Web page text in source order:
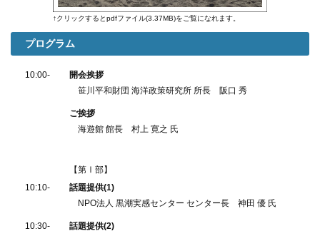
↑クリックするとpdfファイル(3.37MB)をご覧になれます。
プログラム
10:00-
開会挨拶
笹川平和財団 海洋政策研究所 所長 阪口 秀
ご挨拶
海遊館 館長 村上 寛之 氏
【第Ⅰ部】
10:10-
話題提供(1)
NPO法人 黒潮実感センター センター長 神田 優 氏
10:30-
話題提供(2)